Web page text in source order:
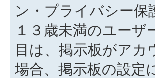
ン・プライバシー
１３歳未満のユー
目は、掲示板がア
場合、掲示板の設定